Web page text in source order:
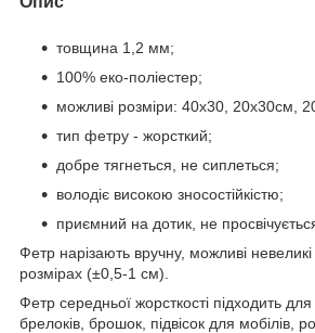
товщина 1,2 мм;
100% еко-поліестер;
можливі розміри: 40х30, 20х30см,
тип фетру - жорсткий;
добре тягнеться, не сиплеться;
володіє високою зносостійкістю;
приємний на дотик, не
Фетр нарізають вручну, можливі
розмірах (±0,5-1 см).
Фетр середньої жорсткості підходить
брелоків, брошок, підвісок для мобілів,